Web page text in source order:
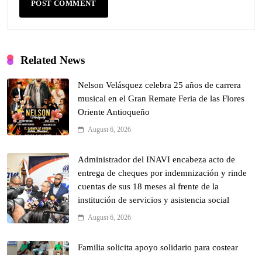
Related News
Nelson Velásquez celebra 25 años de carrera
musical en el Gran Remate Feria de las Flores
Oriente Antioqueño
August 6, 2026
Administrador del INAVI encabeza acto de
entrega de cheques por indemnización y rinde
cuentas de sus 18 meses al frente de la
institución de servicios y asistencia social
August 6, 2026
Familia solicita apoyo solidario para costear